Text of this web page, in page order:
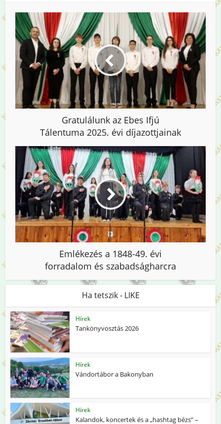
Gratulálunk az Ebes Ifjú
Tálentuma 2025. évi díjazottjainak
Emlékezés a 1848-49. évi
forradalom és szabadságharcra
Ha tetszik - LIKE
Hírek
Tankönyvosztás 2026
Hírek
Vándortábor a Bakonyban
Hírek
Kalandok, koncertek és a „hashtag bézs” –